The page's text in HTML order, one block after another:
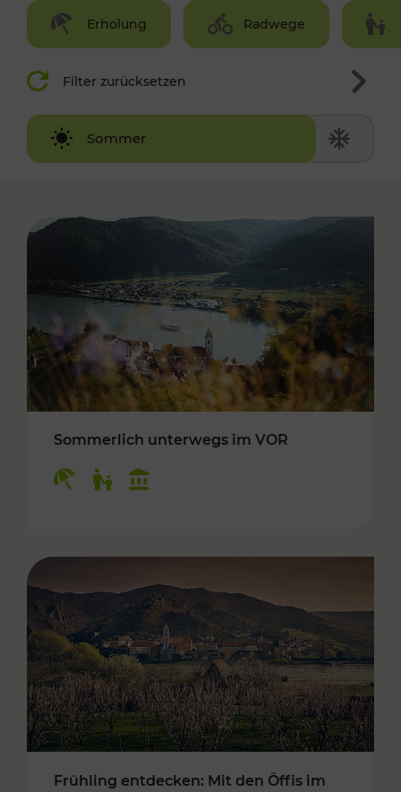
Erholung Radwege
Filter zurücksetzen
Sommer
Winter
Sommerlich unterwegs im VOR
Frühling entdecken: Mit den Öffis im